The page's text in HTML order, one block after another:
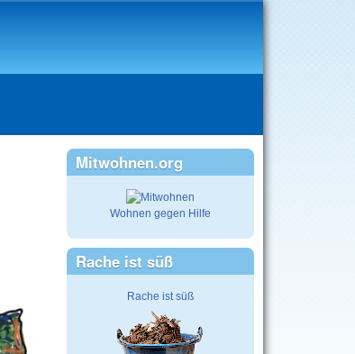
Mitwohnen.org
Wohnen gegen Hilfe
Rache ist süß
Rache ist süß